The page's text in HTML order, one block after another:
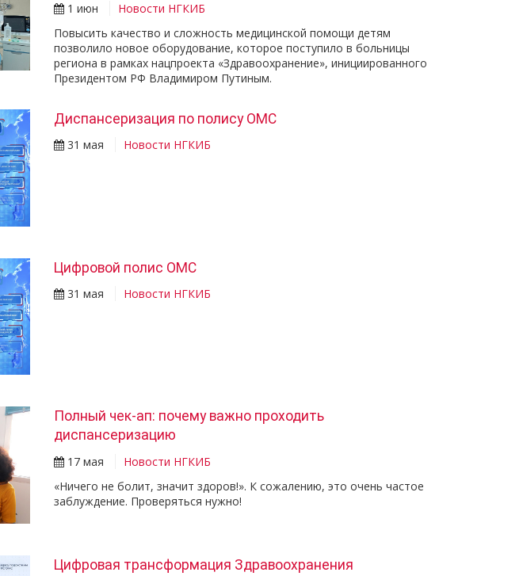
1 июн
Новости НГКИБ
Повысить качество и сложность медицинской помощи детям
позволило новое оборудование, которое поступило в больницы
региона в рамках нацпроекта «Здравоохранение», инициированного
Президентом РФ Владимиром Путиным.
Диспансеризация по полису ОМС
31 мая Новости НГКИБ
Цифровой полис ОМС
31 мая Новости НГКИБ
Полный чек-ап: почему важно проходить
диспансеризацию
17 мая
Новости НГКИБ
«Ничего не болит, значит здоров!». К сожалению, это очень частое
заблуждение. Проверяться нужно!
Цифровая трансформация Здравоохранения